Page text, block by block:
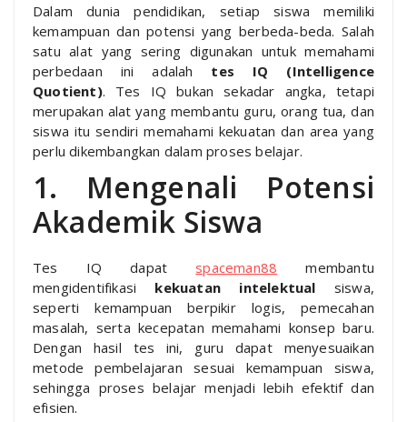
Dalam dunia pendidikan, setiap siswa memiliki
kemampuan dan potensi yang berbeda-beda. Salah
satu alat yang sering digunakan untuk memahami
perbedaan ini adalah tes IQ (Intelligence
Quotient). Tes IQ bukan sekadar angka, tetapi
merupakan alat yang membantu guru, orang tua, dan
siswa itu sendiri memahami kekuatan dan area yang
perlu dikembangkan dalam proses belajar.
1. Mengenali Potensi
Akademik Siswa
Tes IQ dapat spaceman88 membantu
mengidentifikasi kekuatan intelektual siswa,
seperti kemampuan berpikir logis, pemecahan
masalah, serta kecepatan memahami konsep baru.
Dengan hasil tes ini, guru dapat menyesuaikan
metode pembelajaran sesuai kemampuan siswa,
sehingga proses belajar menjadi lebih efektif dan
efisien.